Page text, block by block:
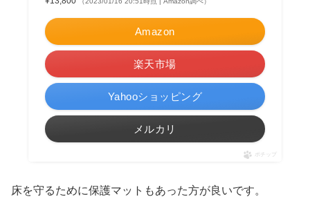
Amazon
楽天市場
Yahooショッピング
メルカリ
ポチップ
床を守るために保護マットもあった方が良いです。